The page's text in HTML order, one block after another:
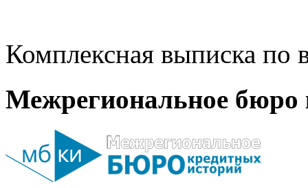
Комплексная выписка
Межрегиональное бюро